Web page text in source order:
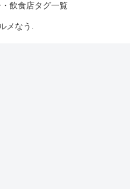
飲食店タグ一覧
メなう.